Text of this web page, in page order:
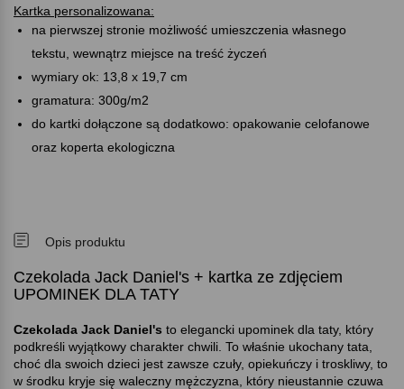
Kartka personalizowana:
na pierwszej stronie możliwość umieszczenia własnego
tekstu, wewnątrz miejsce na treść życzeń
wymiary ok: 13,8 x 19,7 cm
gramatura: 300g/m2
do kartki dołączone są dodatkowo: opakowanie celofanowe
oraz koperta ekologiczna
Opis produktu
Czekolada Jack Daniel's + kartka ze zdjęciem
UPOMINEK DLA TATY
Czekolada Jack Daniel's to elegancki upominek dla taty, który
podkreśli wyjątkowy charakter chwili. To właśnie ukochany tata,
choć dla swoich dzieci jest zawsze czuły, opiekuńczy i troskliwy, to
w środku kryje się waleczny mężczyzna, który nieustannie czuwa